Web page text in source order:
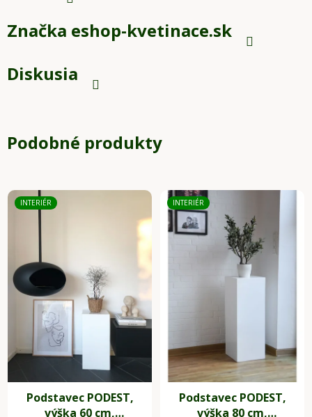
Značka eshop-kvetinace.sk
Diskusia
Podobné produkty
INTERIÉR
Podstavec PODEST,
výška 60 cm,
INTERIÉR
Podstavec PODEST,
výška 80 cm,